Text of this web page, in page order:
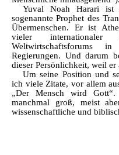
Yuval Noah Harari ist
sogenannte Prophet des
Übermenschen. Er ist
vieler
Weltwirtschaftsforums
Regierungen. Und darum
dieser Persönlichkeit, weil er
Um seine Position und
ich viele Zitate, vor allem
„Der Mensch wird Gott“.
manchmal groß, meist
wissenschaftliche und